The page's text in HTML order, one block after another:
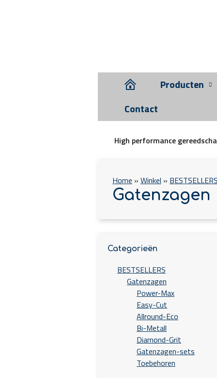
Producten
Contact
High performance
Home » Winkel » BESTSELLERS
Gatenzagen
Categorieën
BESTSELLERS
Gatenzagen
Power-Max
Easy-Cut
Allround-Eco
Bi-Metall
Diamond-Grit
Gatenzagen-sets
Toebehoren